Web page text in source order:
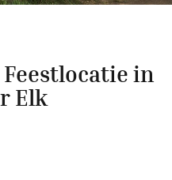
in
Elk